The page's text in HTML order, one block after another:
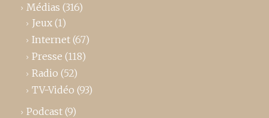
Médias (316)
Jeux (1)
Internet (67)
Presse (118)
Radio (52)
TV-Vidéo (93)
Podcast (9)